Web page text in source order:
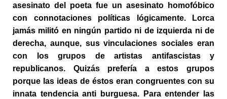
asesinato del poeta fue un asesinato homofóbico
con connotaciones políticas lógicamente. Lorca
jamás militó en ningún partido ni de izquierda ni de
derecha, aunque, sus vinculaciones sociales eran
con los grupos de artistas antifascistas y
republicanos. Quizás prefería a estos grupos
porque las ideas de éstos eran congruentes con su
innata tendencia anti burguesa. Para entender las